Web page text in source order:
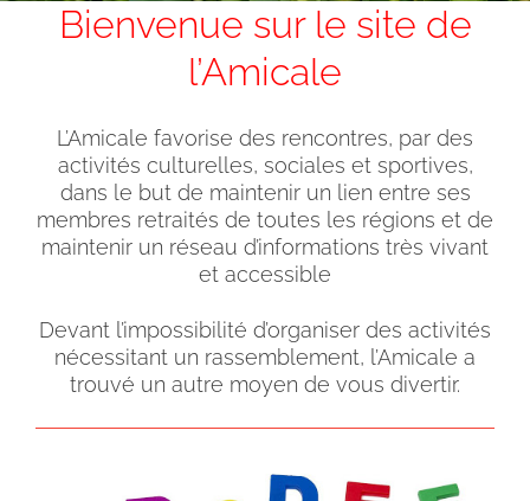
Bienvenue sur le site de
l’Amicale
L’Amicale favorise des rencontres, par des
activités culturelles, sociales et sportives,
dans le but de maintenir un lien entre ses
membres retraités de toutes les régions et de
maintenir un réseau d’informations très vivant
et accessible
Devant l’impossibilité d’organiser des activités
nécessitant un rassemblement, l’Amicale a
trouvé un autre moyen de vous divertir.